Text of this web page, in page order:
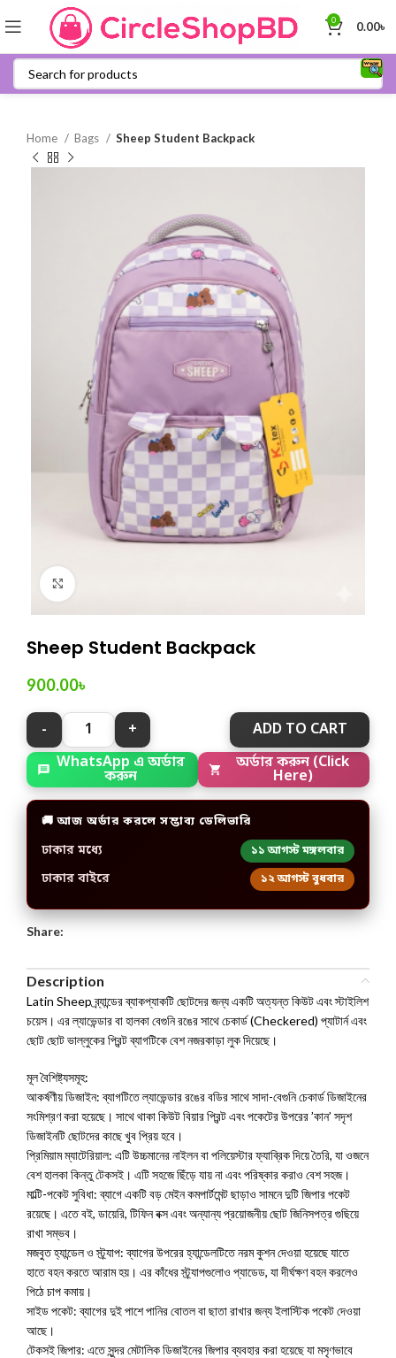
0 0.00৳
Home Bags Sheep Student Backpack
Sheep Student Backpack
900.00৳
ADD TO CART
WhatsApp এ অর্ডার
করুন
অর্ডার করুন (Click
Here)
🚚 আজ অর্ডার করলে সম্ভাব্য ডেলিভারি
ঢাকার মধ্যে ১১ আগস্ট মঙ্গলবার
ঢাকার বাইরে ১২ আগস্ট বুধবার
Share:
Description
Latin Sheep ব্র্যান্ডের ব্যাকপ্যাকটি ছোটদের জন্য একটি অত্যন্ত কিউট এবং স্টাইলিশ
চয়েস। এর ল্যাভেন্ডার বা হালকা বেগুনি রঙের সাথে চেকার্ড (Checkered) প্যাটার্ন এবং
ছোট ছোট ভাল্লুকের প্রিন্ট ব্যাগটিকে বেশ নজরকাড়া লুক দিয়েছে।
মূল বৈশিষ্ট্যসমূহ:
আকর্ষণীয় ডিজাইন: ব্যাগটিতে ল্যাভেন্ডার রঙের বডির সাথে সাদা-বেগুনি চেকার্ড ডিজাইনের
সংমিশ্রণ করা হয়েছে। সাথে থাকা কিউট বিয়ার প্রিন্ট এবং পকেটের উপরের ’কান’ সদৃশ
ডিজাইনটি ছোটদের কাছে খুব প্রিয় হবে।
প্রিমিয়াম ম্যাটেরিয়াল: এটি উচ্চমানের নাইলন বা পলিয়েস্টার ফ্যাব্রিক দিয়ে তৈরি, যা ওজনে
বেশ হালকা কিন্তু টেকসই। এটি সহজে ছিঁড়ে যায় না এবং পরিষ্কার করাও বেশ সহজ।
মাল্টি-পকেট সুবিধা: ব্যাগে একটি বড় মেইন কমপার্টমেন্ট ছাড়াও সামনে দুটি জিপার পকেট
রয়েছে। এতে বই, ডায়েরি, টিফিন বক্স এবং অন্যান্য প্রয়োজনীয় ছোট জিনিসপত্র গুছিয়ে
রাখা সম্ভব।
মজবুত হ্যান্ডেল ও স্ট্র্যাপ: ব্যাগের উপরের হ্যান্ডেলটিতে নরম কুশন দেওয়া হয়েছে যাতে
হাতে বহন করতে আরাম হয়। এর কাঁধের স্ট্র্যাপগুলোও প্যাডেড, যা দীর্ঘক্ষণ বহন করলেও
পিঠে চাপ কমায়।
সাইড পকেট: ব্যাগের দুই পাশে পানির বোতল বা ছাতা রাখার জন্য ইলাস্টিক পকেট দেওয়া
আছে।
টেকসই জিপার: এতে সুন্দর মেটালিক ডিজাইনের জিপার ব্যবহার করা হয়েছে যা মসৃণভাবে